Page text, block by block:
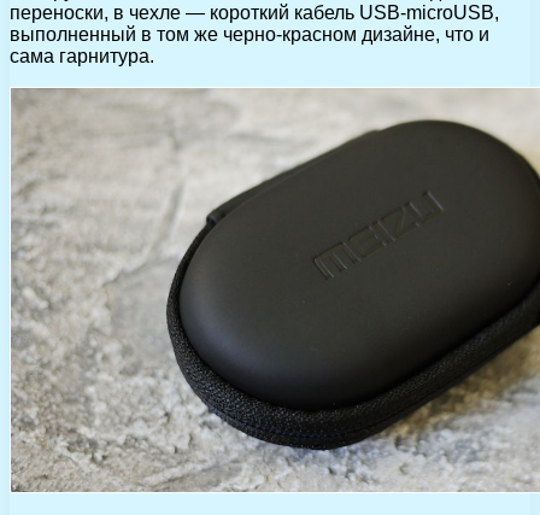
переноски, в чехле — короткий кабель USB-microUSB,
выполненный в том же черно-красном дизайне, что и
сама гарнитура.